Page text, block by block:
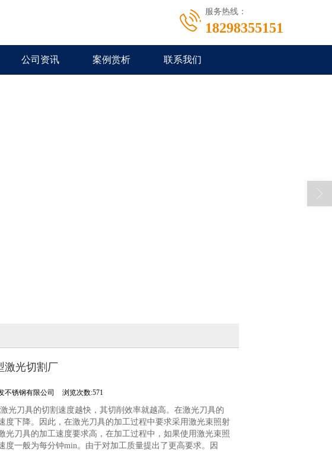
服务热线：
18298355151
公司资讯 案例赏析 联系我们
激光切割厂
不锈钢有限公司 浏览次数:571
光刀具的切割速度越快，其切削效率就越高。在激光刀具的
下降。因此，在激光刀具的加工过程中要求采用激光束照射
刀具的加工速度要求高，在加工过程中，如果使用激光束照
一般为每分钟min。由于对加工质量提出了更高要求。因